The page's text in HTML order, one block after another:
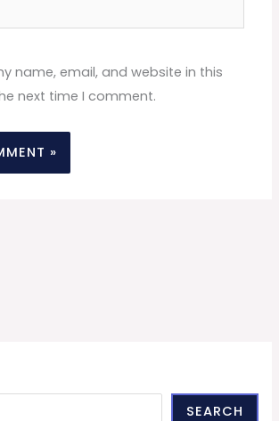
name, email, and website in this
next time I comment.
SEARCH